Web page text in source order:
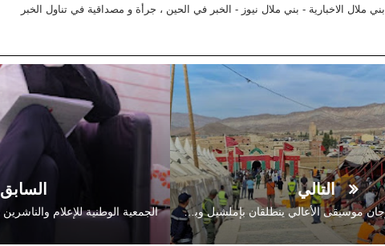
ملال الاخبارية - بني ملال نيوز - الخبر في الحين ، جرأة و مصداقية في تناول الخبر
التالي
موسم الخطوبة ومهرجان موسيقى الأعالي ينطلقان بإملشيل وبوزمو
السابق